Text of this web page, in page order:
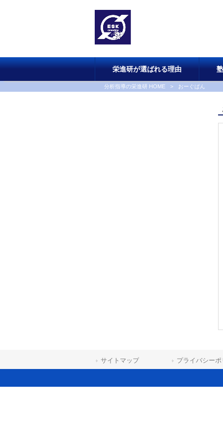
栄進研が選ばれる理由
分析指導の栄進研 HOME > おーぐぱん
サイトマップ プライバシーポ